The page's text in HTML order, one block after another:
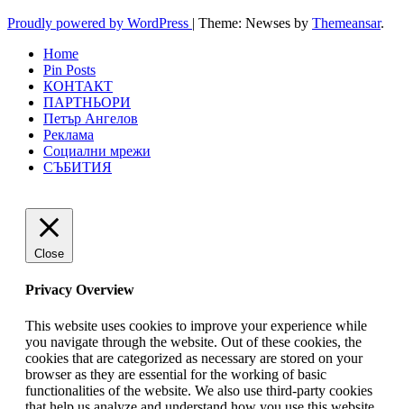
Proudly powered by WordPress | Theme: Newses by Themeansar.
Home
Pin Posts
КОНТАКТ
ПАРТНЬОРИ
Петър Ангелов
Реклама
Социални мрежи
СЪБИТИЯ
Close
Privacy Overview
This website uses cookies to improve your experience while
you navigate through the website. Out of these cookies, the
cookies that are categorized as necessary are stored on your
browser as they are essential for the working of basic
functionalities of the website. We also use third-party cookies